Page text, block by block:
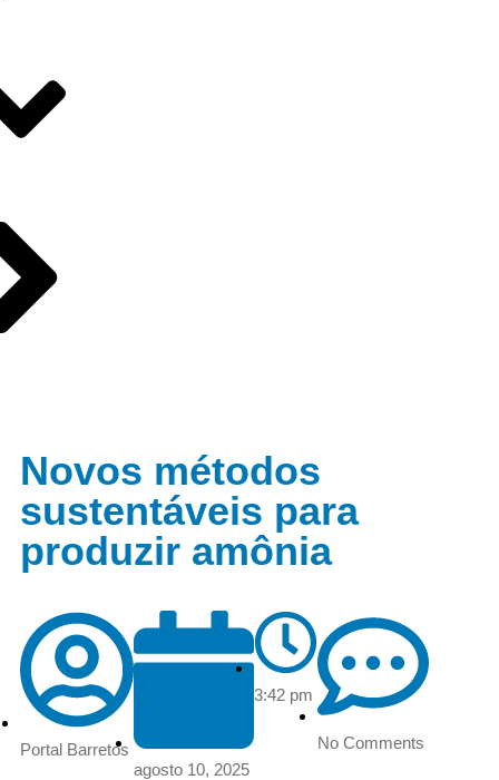
Novos métodos
sustentáveis para
produzir amônia
Portal Barretos
agosto 10, 2025
3:42 pm
No Comments